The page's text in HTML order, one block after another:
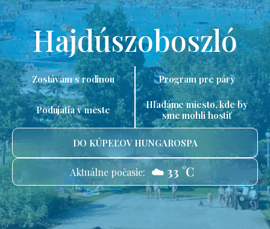
Hajdúszoboszló
Zostávam s rodinou Program pre páry
Podujatia v meste
Hľadáme miesto, kde by
sme mohli hostiť
DO KÚPEĽOV HUNGAROSPA
Aktuálne počasie: ☁️ 33 °C